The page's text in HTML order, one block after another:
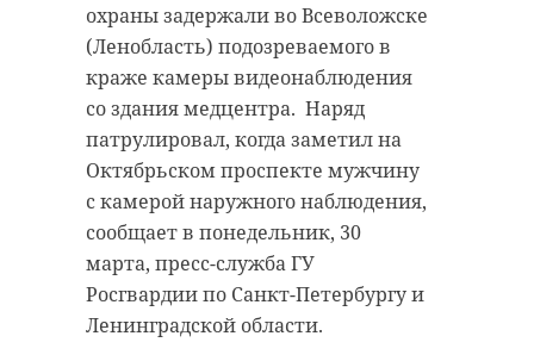
охраны задержали во Всеволожске
(Ленобласть) подозреваемого в
краже камеры видеонаблюдения
со здания медцентра. Наряд
патрулировал, когда заметил на
Октябрьском проспекте мужчину
с камерой наружного наблюдения,
сообщает в понедельник, 30
марта, пресс-служба ГУ
Росгвардии по Санкт-Петербургу и
Ленинградской области.
Подписывайтесь на нас в
Сейчас расчищают рамы, снимают
старый слой краски.
Реставрируют уникальные
витражи в морском стиле.
Подписывайтесь на нас в
Руслан Семенченко мечтает,
чтобы историки-профессионалы
больше узнали о жизни Анны. В
этом году бельгийские архивы